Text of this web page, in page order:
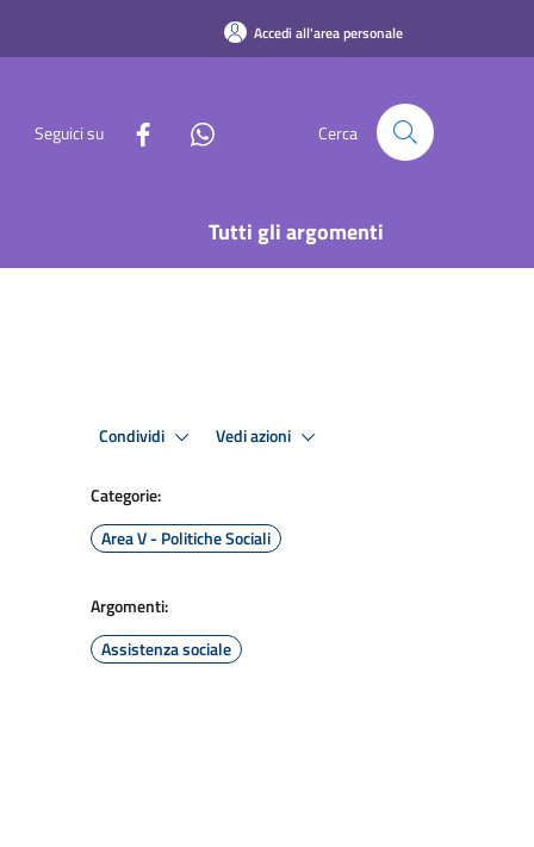
Accedi all'area personale
Seguici su Cerca
Tutti gli argomenti
Condividi Vedi azioni
Categorie:
Area V - Politiche Sociali
Argomenti:
Assistenza sociale